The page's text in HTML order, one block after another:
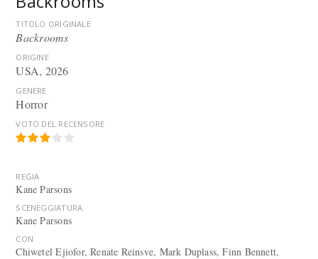
TITOLO ORIGINALE
Backrooms
ORIGINE
USA, 2026
GENERE
Horror
VOTO DEL RECENSORE
REGIA
Kane Parsons
SCENEGGIATURA
Kane Parsons
CON
Chiwetel Ejiofor, Renate Reinsve, Mark Duplass, Finn Bennett,